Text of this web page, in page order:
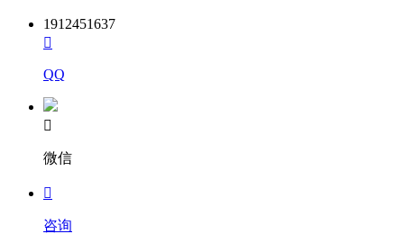
1912451637

QQ

微信

咨询